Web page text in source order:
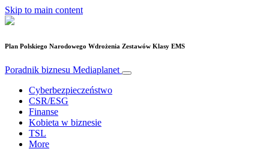
Skip to main content
Plan Polskiego Narodowego Wdrożenia Zestawów Klasy EMS
Poradnik biznesu Mediaplanet
Cyberbezpieczeństwo
CSR/ESG
Finanse
Kobieta w biznesie
TSL
More